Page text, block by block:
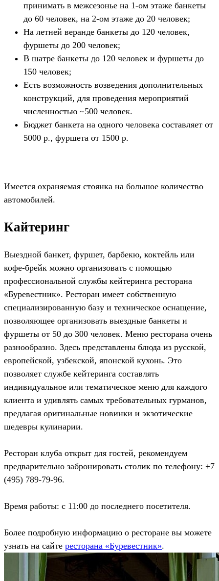
принимать в межсезонье на 1-ом этаже банкеты
до 60 человек, на 2-ом этаже до 20 человек;
На летней веранде банкеты до 120 человек,
фуршеты до 200 человек;
В шатре банкеты до 120 человек и фуршеты до
150 человек;
Есть возможность возведения дополнительных
конструкций, для проведения мероприятий
численностью ~500 человек.
Бюджет банкета на одного человека составляет от
5000 р., фуршета от 1500 р.
Имеется охраняемая стоянка на большое количество
автомобилей.
Кайтеринг
Выездной банкет, фуршет, барбекю, коктейль или
кофе-брейк можно организовать с помощью
профессиональной службы кейтеринга ресторана
«Буревестник». Ресторан имеет собственную
специализированную базу и техническое оснащение,
позволяющее организовать выездные банкеты и
фуршеты от 50 до 300 человек. Меню ресторана очень
разнообразно. Здесь представлены блюда из русской,
европейской, узбекской, японской кухонь. Это
позволяет службе кейтеринга составлять
индивидуальное или тематическое меню для каждого
клиента и удивлять самых требовательных гурманов,
предлагая оригинальные новинки и экзотические
шедевры кулинарии.
Ресторан клуба открыт для гостей, рекомендуем
предварительно забронировать столик по телефону: +7
(495) 789-79-96.
Время работы: с 11:00 до последнего посетителя.
Более подробную информацию о ресторане вы можете
узнать на сайте ресторана «Буревестник».